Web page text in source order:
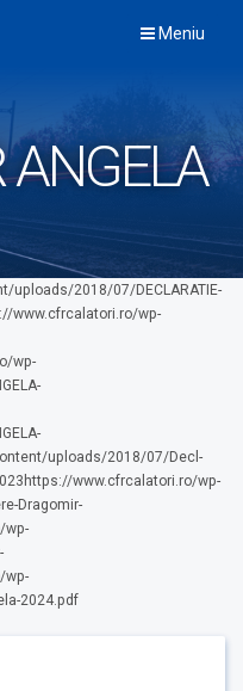
Meniu
ANGELA
2018/07/DECLARATIE-
www.cfrcalatori.ro/wp-
wp-
uploads/2018/07/Decl-
www.cfrcalatori.ro/wp-
Dragomir-
wp-
wp-
2024.pdf